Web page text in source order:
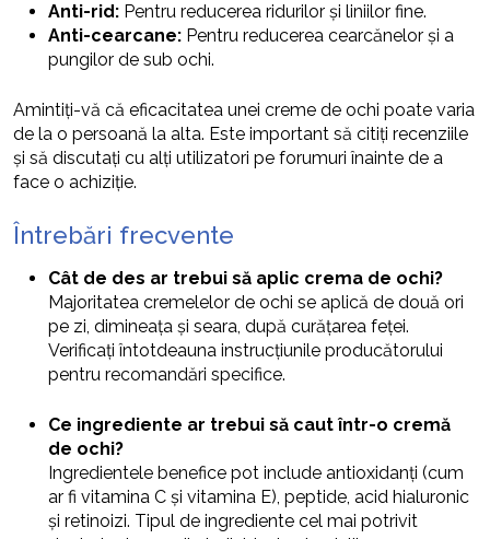
Anti-rid: Pentru reducerea ridurilor și liniilor fine.
Anti-cearcane: Pentru reducerea cearcănelor și a
pungilor de sub ochi.
Amintiți-vă că eficacitatea unei creme de ochi poate varia
de la o persoană la alta. Este important să citiți recenziile
și să discutați cu alți utilizatori pe forumuri înainte de a
face o achiziție.
Întrebări frecvente
Cât de des ar trebui să aplic crema de ochi?
Majoritatea cremelelor de ochi se aplică de două ori
pe zi, dimineața și seara, după curățarea feței.
Verificați întotdeauna instrucțiunile producătorului
pentru recomandări specifice.
Ce ingrediente ar trebui să caut într-o cremă
de ochi?
Ingredientele benefice pot include antioxidanți (cum
ar fi vitamina C și vitamina E), peptide, acid hialuronic
și retinoizi. Tipul de ingrediente cel mai potrivit